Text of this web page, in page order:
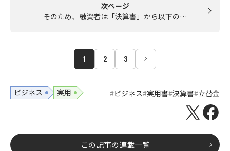
次ページ
そのため、融資者は「決算書」から以下の…
1 2 3
ビジネス 実用 ビジネス 実用書 決算書 立替金
この記事の連載一覧